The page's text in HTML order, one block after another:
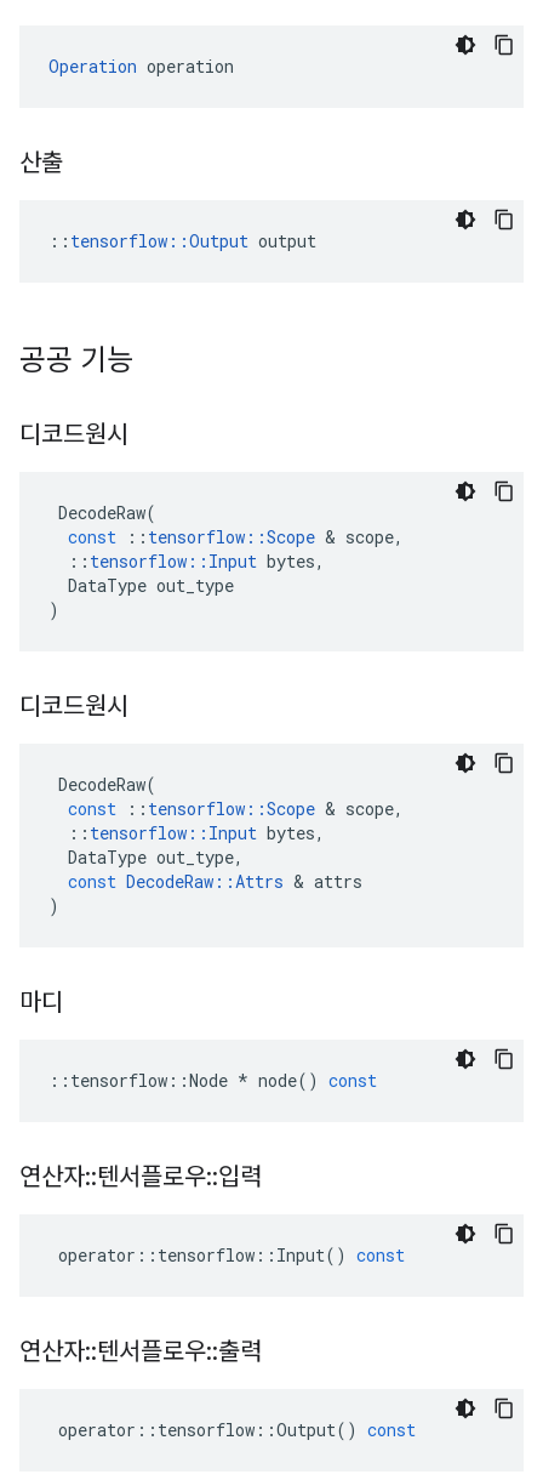
Operation operation
산출
:: tensorflow::Output output
공공 기능
디코드원시
DecodeRaw(
const
:: tensorflow ::Scope & scope,
:: tensorflow :: Input bytes,
DataType out_type
)
디코드원시
DecodeRaw(
const
:: tensorflow ::Scope & scope,
:: tensorflow :: Input bytes,
DataType out_type,
const DecodeRaw ::Attrs & attrs
)
마디
:: tensorflow ::Node * node() const
연산자::텐서플로우::입력
operator :: tensorflow :: Input() const
연산자::텐서플로우::출력
operator :: tensorflow ::Output() const